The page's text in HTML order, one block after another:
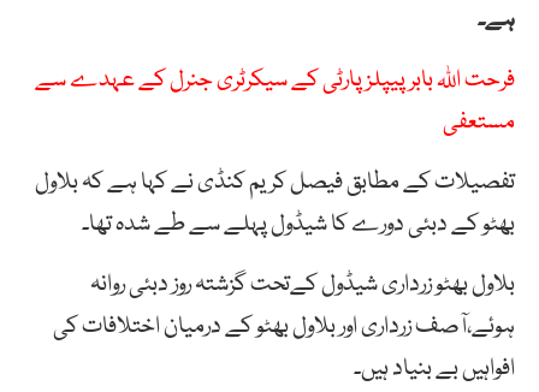
ہے۔
فرحت اللہ بابر پیپلز پارٹی کے سیکرٹری جنرل کے عہدے سے
مستعفی
تفصیلات کے مطابق فیصل کریم کنڈی نے کہا ہے کہ بلاول
بھٹو کے دبئی دورے کا شیڈول پہلے سے طے شدہ تھا۔
بلاول بھٹو زرداری شیڈول کےتحت گزشتہ روز دبئی روانہ
ہوئے،آصف زرداری اور بلاول بھٹو کے درمیان اختلافات کی
افواہیں بے بنیاد ہیں۔